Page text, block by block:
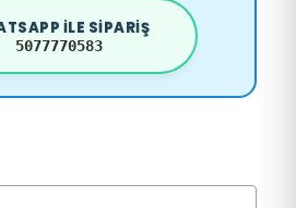
ILE SIPARIŞ
5077770583